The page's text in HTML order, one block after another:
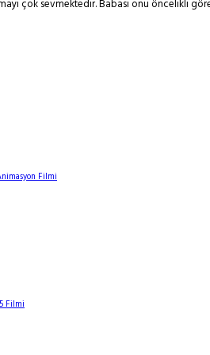
çok sevmektedir. Babası onu öncelikli
Filmi
Filmi